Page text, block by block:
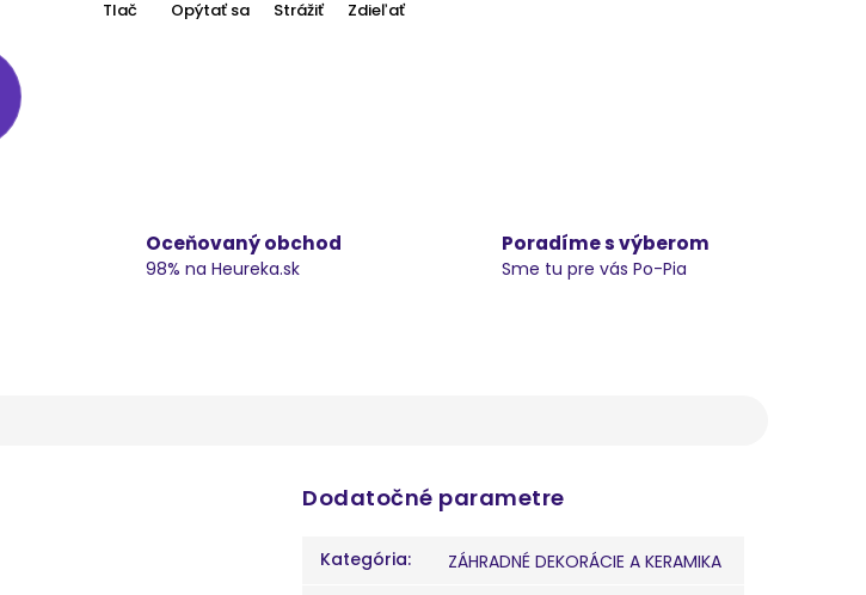
Tlač Opýtať sa Strážiť Zdieľať
Oceňovaný obchod
98% na Heureka.sk
Poradíme s výberom
Sme tu pre vás Po-Pia
Dodatočné parametre
Kategória:
ZÁHRADNÉ DEKORÁCIE A KERAMIKA